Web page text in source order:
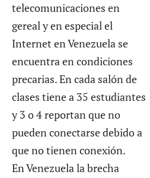
telecomunicaciones en
gereal y en especial el
Internet en Venezuela se
encuentra en condiciones
precarias. En cada salón de
clases tiene a 35 estudiantes
y 3 o 4 reportan que no
pueden conectarse debido a
que no tienen conexión.
En Venezuela la brecha